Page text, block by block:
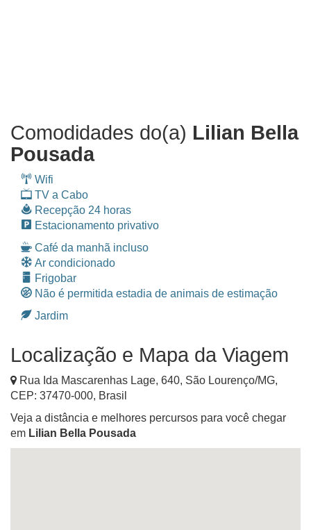
Comodidades do(a) Lilian Bella
Pousada
Wifi
TV a Cabo
Recepção 24 horas
Estacionamento privativo
Café da manhã incluso
Ar condicionado
Frigobar
Não é permitida estadia de animais de estimação
Jardim
Localização e Mapa da Viagem
Rua Ida Mascarenhas Lage, 640, São Lourenço/MG,
CEP: 37470-000, Brasil
Veja a distância e melhores percursos para você chegar
em Lilian Bella Pousada